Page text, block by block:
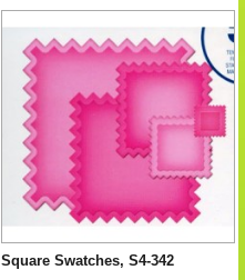
Square Swatches, S4-342